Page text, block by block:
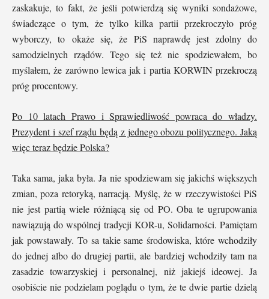
zaskakuje, to fakt, że jeśli potwierdzą się wyniki sondażowe,
świadczące o tym, że tylko kilka partii przekroczyło próg
wyborczy, to okaże się, że PiS naprawdę jest zdolny do
samodzielnych rządów. Tego się też nie spodziewałem, bo
myślałem, że zarówno lewica jak i partia KORWIN przekroczą
próg procentowy.
Po 10 latach Prawo i Sprawiedliwość powraca do władzy.
Prezydent i szef rządu będą z jednego obozu politycznego. Jaką
więc teraz będzie Polska?
Taka sama, jaka była. Ja nie spodziewam się jakichś większych
zmian, poza retoryką, narracją. Myślę, że w rzeczywistości PiS
nie jest partią wiele różniącą się od PO. Oba te ugrupowania
nawiązują do wspólnej tradycji KOR-u, Solidarności. Pamiętam
jak powstawały. To sa takie same środowiska, które wchodziły
do jednej albo do drugiej partii, ale bardziej wchodziły tam na
zasadzie towarzyskiej i personalnej, niż jakiejś ideowej. Ja
osobiście nie podzielam poglądu o tym, że te dwie partie dzielą